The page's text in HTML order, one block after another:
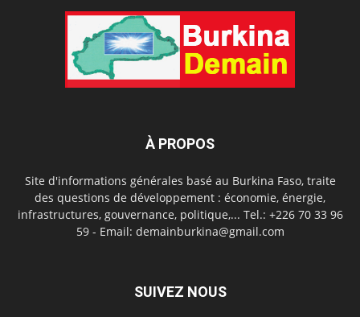
À PROPOS
Site d'informations générales basé au Burkina Faso, traite
des questions de développement : économie, énergie,
infrastructures, gouvernance, politique,... Tel.: +226 70 33 96
59 - Email: demainburkina@gmail.com
SUIVEZ NOUS